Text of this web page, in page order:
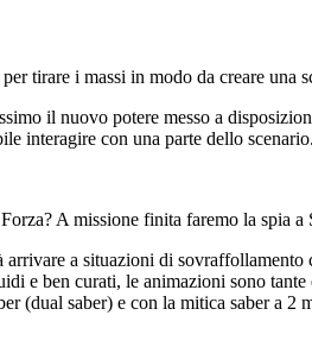
tirare i massi in modo da creare una
il nuovo potere messo a
interagire con una parte dello scenario.
A missione finita faremo la spia a
a situazioni di sovraffollamento
e ben curati, le animazioni sono tante
(dual saber) e con la mitica saber a 2